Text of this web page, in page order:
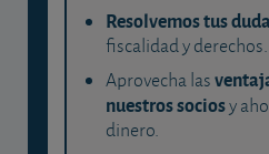
Resolvemos tus
fiscalidad y derechos.
Aprovecha las
nuestros sociosy
dinero.